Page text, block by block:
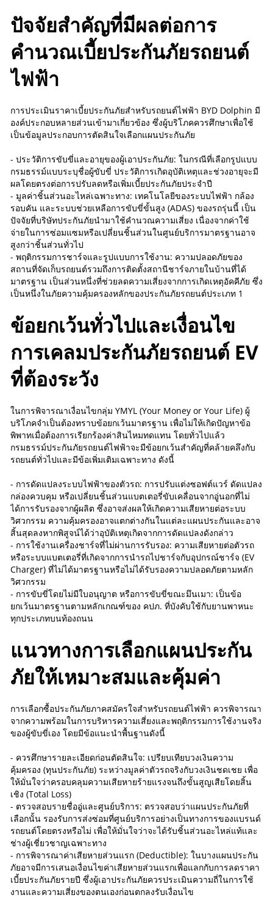
ปัจจัยสำคัญที่มีผลต่อการ
คำนวณเบี้ยประกันภัยรถยนต์
ไฟฟ้า
การประเมินราคาเบี้ยประกันภัยสำหรับรถยนต์ไฟฟ้า BYD Dolphin มี
องค์ประกอบหลายส่วนเข้ามาเกี่ยวข้อง ซึ่งผู้บริโภคควรศึกษาเพื่อใช้
เป็นข้อมูลประกอบการตัดสินใจเลือกแผนประกันภัย
- ประวัติการขับขี่และอายุของผู้เอาประกันภัย: ในกรณีที่เลือกรูปแบบ
กรมธรรม์แบบระบุชื่อผู้ขับขี่ ประวัติการเกิดอุบัติเหตุและช่วงอายุจะมี
ผลโดยตรงต่อการปรับลดหรือเพิ่มเบี้ยประกันภัยประจำปี
- มูลค่าชิ้นส่วนอะไหล่เฉพาะทาง: เทคโนโลยีของระบบไฟฟ้า กล้อง
รอบคัน และระบบช่วยเหลือการขับขี่ขั้นสูง (ADAS) ของรถรุ่นนี้ เป็น
ปัจจัยที่บริษัทประกันภัยนำมาใช้คำนวณความเสี่ยง เนื่องจากค่าใช้
จ่ายในการซ่อมแซมหรือเปลี่ยนชิ้นส่วนในศูนย์บริการมาตรฐานอาจ
สูงกว่าชิ้นส่วนทั่วไป
- พฤติกรรมการชาร์จและรูปแบบการใช้งาน: ความปลอดภัยของ
สถานที่จัดเก็บรถยนต์รวมถึงการติดตั้งสถานีชาร์จภายในบ้านที่ได้
มาตรฐาน เป็นส่วนหนึ่งที่ช่วยลดความเสี่ยงจากการเกิดเหตุอัคคีภัย ซึ่ง
เป็นหนึ่งในภัยความคุ้มครองหลักของประกันภัยรถยนต์ประเภท 1
ข้อยกเว้นทั่วไปและเงื่อนไข
การเคลมประกันภัยรถยนต์ EV
ที่ต้องระวัง
ในการพิจารณาเงื่อนไขกลุ่ม YMYL (Your Money or Your Life) ผู้
บริโภคจำเป็นต้องทราบข้อยกเว้นมาตรฐาน เพื่อไม่ให้เกิดปัญหาข้อ
พิพาทเมื่อต้องการเรียกร้องค่าสินไหมทดแทน โดยทั่วไปแล้ว
กรมธรรม์ประกันภัยรถยนต์ไฟฟ้าจะมีข้อยกเว้นสำคัญที่คล้ายคลึงกับ
รถยนต์ทั่วไปและมีข้อเพิ่มเติมเฉพาะทาง ดังนี้
- การดัดแปลงระบบไฟฟ้าของตัวรถ: การปรับแต่งซอฟต์แวร์ ดัดแปลง
กล่องควบคุม หรือเปลี่ยนชิ้นส่วนแบตเตอรี่ขับเคลื่อนจากอู่นอกที่ไม่
ได้การรับรองจากผู้ผลิต ซึ่งอาจส่งผลให้เกิดความเสียหายต่อระบบ
วิศวกรรม ความคุ้มครองอาจแตกต่างกันในแต่ละแผนประกันและอาจ
สิ้นสุดลงหากพิสูจน์ได้ว่าอุบัติเหตุเกิดจากการดัดแปลงดังกล่าว
- การใช้งานเครื่องชาร์จที่ไม่ผ่านการรับรอง: ความเสียหายต่อตัวรถ
หรือระบบแบตเตอรี่ที่เกิดจากการนำรถไปชาร์จกับอุปกรณ์ชาร์จ (EV
Charger) ที่ไม่ได้มาตรฐานหรือไม่ได้รับรองความปลอดภัยตามหลัก
วิศวกรรม
- การขับขี่โดยไม่มีใบอนุญาต หรือการขับขี่ขณะมึนเมา: เป็นข้อ
ยกเว้นมาตรฐานตามหลักเกณฑ์ของ คปภ. ที่บังคับใช้กับยานพาหนะ
ทุกประเภทบนท้องถนน
แนวทางการเลือกแผนประกัน
ภัยให้เหมาะสมและคุ้มค่า
การเลือกซื้อประกันภัยภาคสมัครใจสำหรับรถยนต์ไฟฟ้า ควรพิจารณา
จากความพร้อมในการบริหารความเสี่ยงและพฤติกรรมการใช้งานจริง
ของผู้ขับขี่เอง โดยมีข้อแนะนำพื้นฐานดังนี้
- ควรศึกษารายละเอียดก่อนตัดสินใจ: เปรียบเทียบวงเงินความ
คุ้มครอง (ทุนประกันภัย) ระหว่างมูลค่าตัวรถจริงกับวงเงินชดเชย เพื่อ
ให้มั่นใจว่าครอบคลุมความเสียหายร้ายแรงจนถึงขั้นสูญเสียโดยสิ้น
เชิง (Total Loss)
- ตรวจสอบรายชื่ออู่และศูนย์บริการ: ตรวจสอบว่าแผนประกันภัยที่
เลือกนั้น รองรับการส่งซ่อมที่ศูนย์บริการอย่างเป็นทางการของแบรนด์
รถยนต์โดยตรงหรือไม่ เพื่อให้มั่นใจว่าจะได้รับชิ้นส่วนอะไหล่แท้และ
ช่างผู้เชี่ยวชาญเฉพาะทาง
- การพิจารณาค่าเสียหายส่วนแรก (Deductible): ในบางแผนประกัน
ภัยอาจมีการเสนอเงื่อนไขค่าเสียหายส่วนแรกเพื่อแลกกับการลดราคา
เบี้ยประกันภัยรายปี ซึ่งผู้เอาประกันภัยควรประเมินความถี่ในการใช้
งานและความเสี่ยงของตนเองก่อนตกลงรับเงื่อนไข